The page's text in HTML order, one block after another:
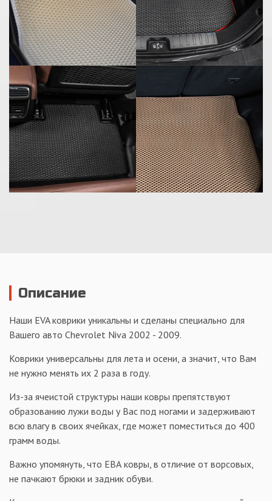
Описание
Наши EVA коврики уникальны и сделаны специально для
Вашего авто Chevrolet Niva 2002 - 2009.
Коврики универсальны для лета и осени, а значит, что Вам
не нужно менять их 2 раза в году.
Из-за ячеистой структуры наши ковры препятствуют
образованию лужи воды у Вас под ногами и задерживают
всю влагу в своих ячейках, где может поместиться до 400
грамм воды.
Важно упомянуть, что ЕВА ковры, в отличие от ворсовых,
не пачкают брюки и задник обуви.